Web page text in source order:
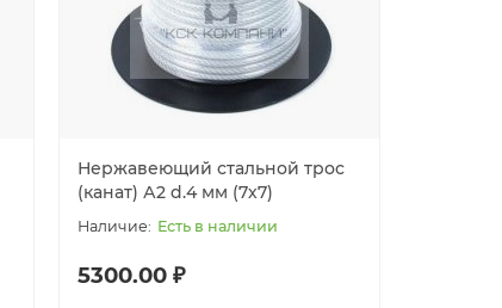
Нержавеющий стальной трос
(канат) А2 d.4 мм (7х7)
Есть в наличии
5300.00 ₽